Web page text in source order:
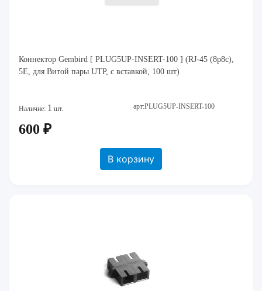
Коннектор Gembird [ PLUG5UP-INSERT-100 ] (RJ-45 (8p8c),
5E, для Витой пары UTP, с вставкой, 100 шт)
Наличие: 1 шт. арт:PLUG5UP-INSERT-100
600 ₽
В корзину